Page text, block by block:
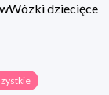
Wózki dziecięce